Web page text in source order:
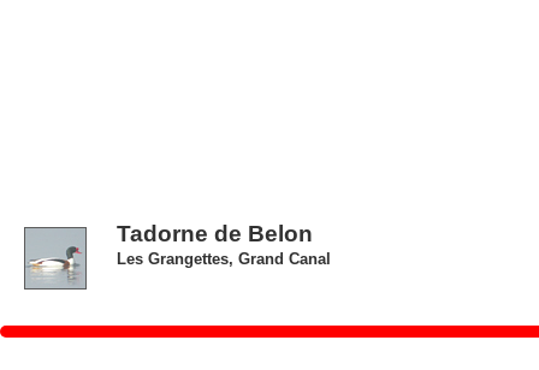
Tadorne de Belon
Les Grangettes, Grand Canal